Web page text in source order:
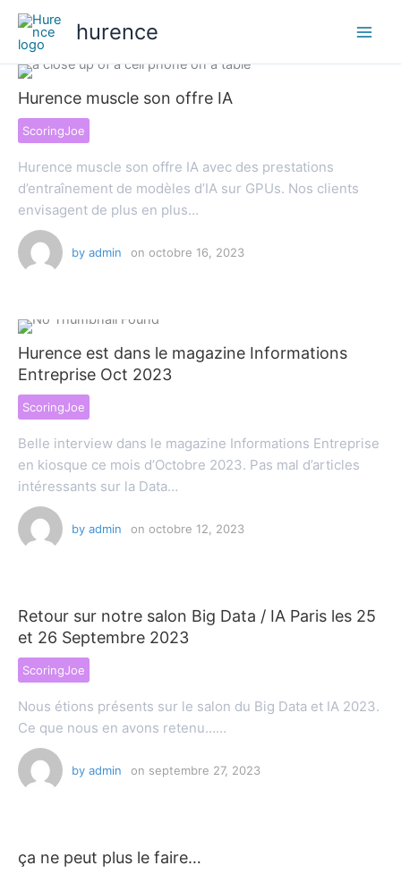
Aller
contenu
hurence
Hurence muscle son offre IA
ScoringJoe
Hurence muscle son offre IA avec des prestations
d’entraînement de modèles d’IA sur GPUs. Nos clients
envisagent de plus en plus…
by admin on octobre 16, 2023
Hurence est dans le magazine Informations
Entreprise Oct 2023
ScoringJoe
Belle interview dans le magazine Informations Entreprise
en kiosque ce mois d’Octobre 2023. Pas mal d’articles
intéressants sur la Data…
by admin on octobre 12, 2023
Retour sur notre salon Big Data / IA Paris les 25
et 26 Septembre 2023
ScoringJoe
Nous étions présents sur le salon du Big Data et IA 2023.
Ce que nous en avons retenu……
by admin on septembre 27, 2023
ça ne peut plus le faire…